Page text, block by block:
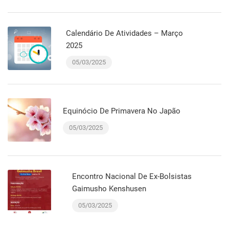
Calendário De Atividades – Março
2025
05/03/2025
Equinócio De Primavera No Japão
05/03/2025
Encontro Nacional De Ex-Bolsistas
Gaimusho Kenshusen
05/03/2025